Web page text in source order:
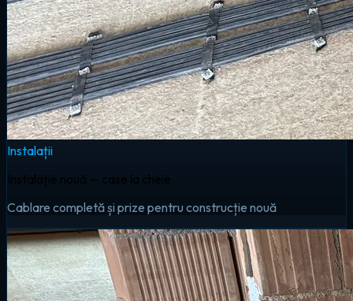
Instalații
Instalație nouă — case la cheie
Cablare completă și prize pentru construcție nouă